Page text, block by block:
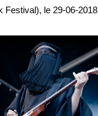
Festival), le 29-06-2018